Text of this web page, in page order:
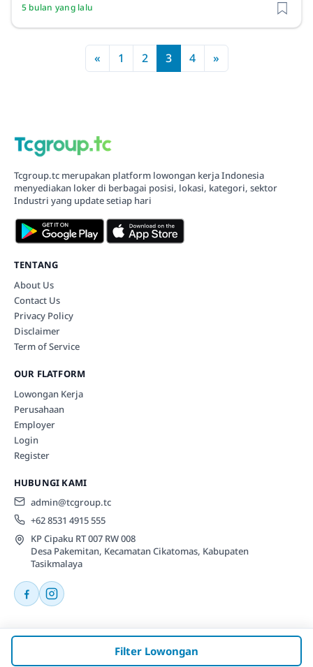
5 bulan yang lalu
« 1 2 3 4 »
Filter Lowongan
Tcgroup.tc merupakan platform lowongan kerja Indonesia
menyediakan loker di berbagai posisi, lokasi, kategori, sektor
Industri yang update setiap hari
TENTANG
About Us
Contact Us
Privacy Policy
Disclaimer
Term of Service
OUR FLATFORM
Lowongan Kerja
Perusahaan
Employer
Login
Register
HUBUNGI KAMI
admin@tcgroup.tc
+62 8531 4915 555
KP Cipaku RT 007 RW 008
Desa Pakemitan, Kecamatan Cikatomas, Kabupaten
Tasikmalaya
© 2026 Tcgroup.tc All rights reserved.